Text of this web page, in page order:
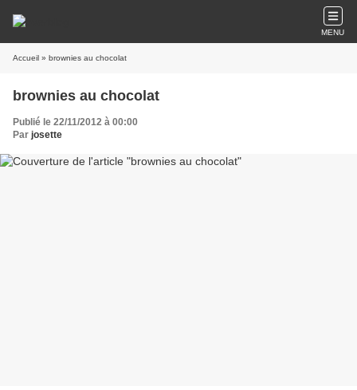
MENU
Accueil » brownies au chocolat
brownies au chocolat
Publié le 22/11/2012 à 00:00
Par josette